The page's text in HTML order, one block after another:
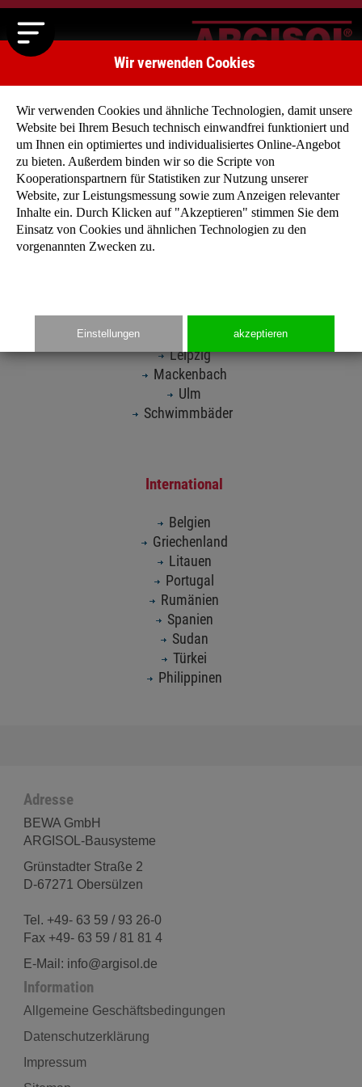
National
Villa Belano - Mein Haus ist mein Schloss
Kaiserslautern
Leipzig
Mackenbach
Ulm
Schwimmbäder
International
Belgien
Griechenland
Litauen
Portugal
Rumänien
Spanien
Sudan
Türkei
Philippinen
Adresse
BEWA GmbH
ARGISOL-Bausysteme
Grünstadter Straße 2
D-67271 Obersülzen
Tel. +49- 63 59 / 93 26-0
Fax +49- 63 59 / 81 81 4
E-Mail: info@argisol.de
Information
Allgemeine Geschäftsbedingungen
Datenschutzerklärung
Impressum
Wir verwenden Cookies
Wir verwenden Cookies und ähnliche Technologien, damit unsere
Website bei Ihrem Besuch technisch einwandfrei funktioniert und
um Ihnen ein optimiertes und individualisiertes Online-Angebot
zu bieten. Außerdem binden wir so die Scripte von
Kooperationspartnern für Statistiken zur Nutzung unserer
Website, zur Leistungsmessung sowie zum Anzeigen relevanter
Inhalte ein. Durch Klicken auf "Akzeptieren" stimmen Sie dem
Einsatz von Cookies und ähnlichen Technologien zu den
vorgenannten Zwecken zu.
Einstellungen akzeptieren